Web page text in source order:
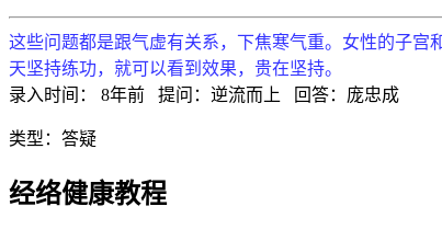
这些问题都是跟气虚有关系，下焦寒气重。女性的子
天坚持练功，就可以看到效果，贵在坚持。
录入时间：
8年前 提问： 逆流而上 回答： 庞忠成
类型： 答疑
经络健康教程